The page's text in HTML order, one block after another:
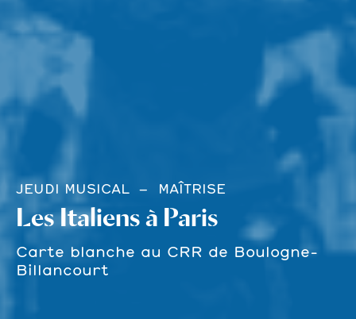
JEUDI MUSICAL MAÎTRISE
Les Italiens à Paris
Carte blanche au CRR de Boulogne-
Billancourt